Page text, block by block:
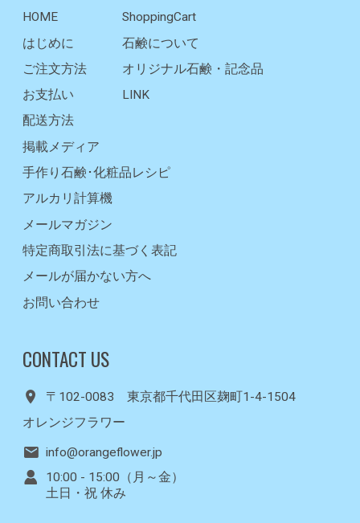
HOME
はじめに
ご注文方法
お支払い
ShoppingCart
石鹸について
オリジナル石鹸・記念品
LINK
配送方法
掲載メディア
手作り石鹸･化粧品レシピ
アルカリ計算機
メールマガジン
特定商取引法に基づく表記
メールが届かない方へ
お問い合わせ
CONTACT US
〒102-0083 東京都千代田区麹町1-4-1504
オレンジフラワー
info@orangeflower.jp
10:00 - 15:00（月～金）
土日・祝 休み